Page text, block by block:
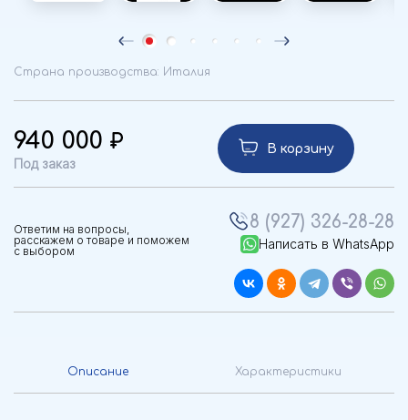
Страна производства: Италия
940 000
Под заказ
В корзину
Ответим на вопросы,
расскажем о товаре и поможем
с выбором
8 (927) 326-28-28
Написать в WhatsApp
Описание Характеристики